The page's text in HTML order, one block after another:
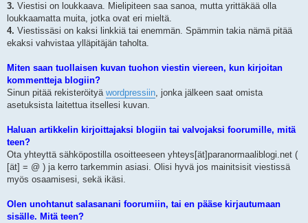
3. Viestisi on loukkaava. Mielipiteen saa sanoa, mutta yrittäkää olla
loukkaamatta muita, jotka ovat eri mieltä.
4. Viestissäsi on kaksi linkkiä tai enemmän. Spämmin takia nämä pitää
ekaksi vahvistaa ylläpitäjän taholta.
Miten saan tuollaisen kuvan tuohon viestin viereen, kun kirjoitan
kommentteja blogiin?
Sinun pitää rekisteröityä wordpressiin, jonka jälkeen saat omista
asetuksista laitettua itsellesi kuvan.
Haluan artikkelin kirjoittajaksi blogiin tai valvojaksi foorumille, mitä
teen?
Ota yhteyttä sähköpostilla osoitteeseen yhteys[ät]paranormaaliblogi.net (
[ät] = @ ) ja kerro tarkemmin asiasi. Olisi hyvä jos mainitsisit viestissä
myös osaamisesi, sekä ikäsi.
Olen unohtanut salasanani foorumiin, tai en pääse kirjautumaan
sisälle. Mitä teen?